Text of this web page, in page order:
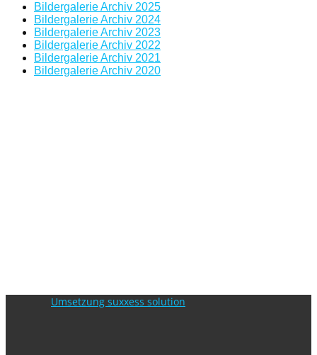
Bildergalerie Archiv 2025
Bildergalerie Archiv 2024
Bildergalerie Archiv 2023
Bildergalerie Archiv 2022
Bildergalerie Archiv 2021
Bildergalerie Archiv 2020
Umsetzung suxxess solution